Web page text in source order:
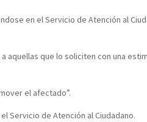
en el Servicio de Atención al
aquellas que lo soliciten con una
el afectado”.
Servicio de Atención al Ciudadano.